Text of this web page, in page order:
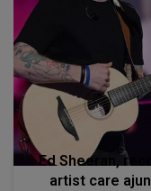
Ed Sheeran,
artist care